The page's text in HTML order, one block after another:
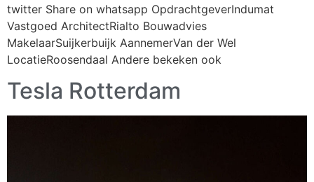
twitter Share on whatsapp OpdrachtgeverIndumat
Vastgoed ArchitectRialto Bouwadvies
MakelaarSuijkerbuijk AannemerVan der Wel
LocatieRoosendaal Andere bekeken ook
Tesla Rotterdam